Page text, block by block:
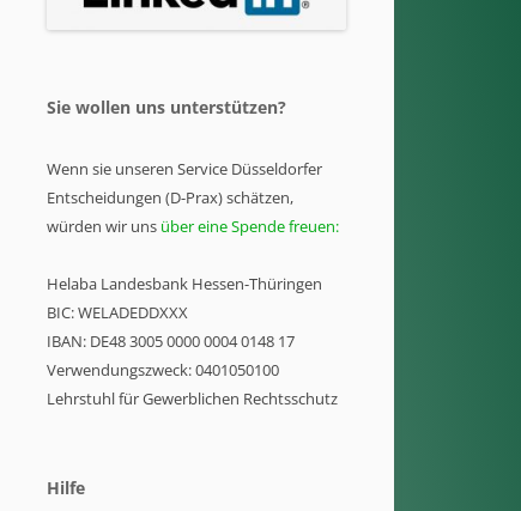
Sie wollen uns unterstützen?
Wenn sie unseren Service Düsseldorfer
Entscheidungen (D-Prax) schätzen,
würden wir uns über eine Spende freuen:
Helaba Landesbank Hessen-Thüringen
BIC: WELADEDDXXX
IBAN: DE48 3005 0000 0004 0148 17
Verwendungszweck: 0401050100
Lehrstuhl für Gewerblichen Rechtsschutz
Hilfe